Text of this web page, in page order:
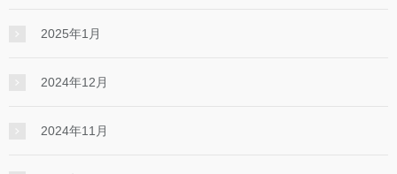
2025年1月
2024年12月
2024年11月